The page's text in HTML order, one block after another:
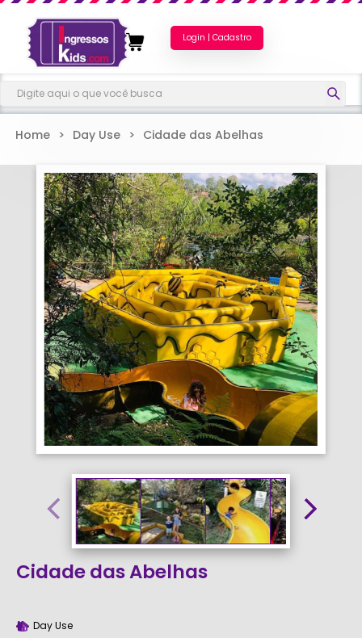
Login | Cadastro
Home > Day Use > Cidade das Abelhas
Cidade das Abelhas
Day Use